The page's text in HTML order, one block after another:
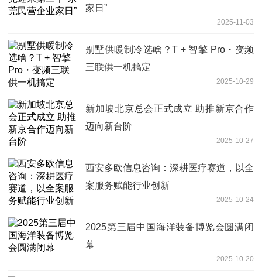
家日”
2025-11-03
别墅供暖制冷选啥？T + 智擎 Pro・变频
三联供一机搞定
2025-10-29
新加坡北京总会正式成立 助推新京合作
迈向新台阶
2025-10-27
西安多欧信息咨询：深耕医疗赛道，以全
案服务赋能行业创新
2025-10-24
2025第三届中国海洋装备博览会圆满闭
幕
2025-10-20